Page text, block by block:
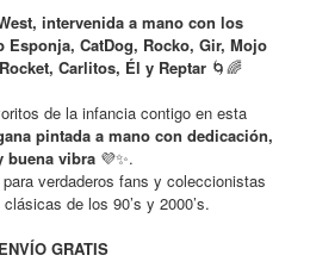
intervenida a mano con los
Esponja, CatDog, Rocko, Gir, Mojo
Carlitos, Él y Reptar 🌀🌈
de la infancia contigo en esta
pintada a mano con dedicación,
buena vibra 💜✨.
verdaderos fans y coleccionistas
de los 90’s y 2000’s.
ENVÍO GRATIS